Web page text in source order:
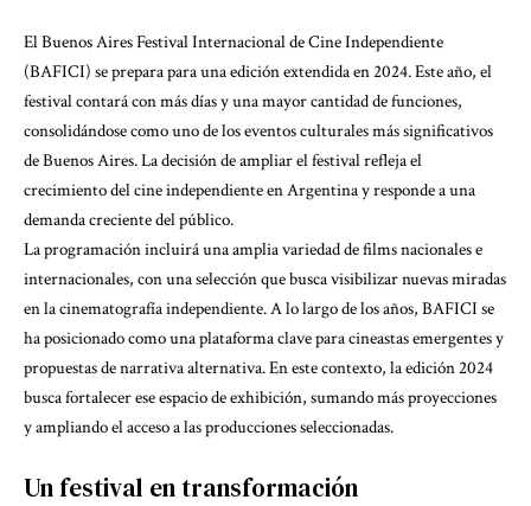
El Buenos Aires Festival Internacional de Cine Independiente
(BAFICI) se prepara para una edición extendida en 2024. Este año, el
festival contará con más días y una mayor cantidad de funciones,
consolidándose como uno de los eventos culturales más significativos
de Buenos Aires. La decisión de ampliar el festival refleja el
crecimiento del cine independiente en Argentina y responde a una
demanda creciente del público.
La programación incluirá una amplia variedad de films nacionales e
internacionales, con una selección que busca visibilizar nuevas miradas
en la cinematografía independiente. A lo largo de los años, BAFICI se
ha posicionado como una plataforma clave para cineastas emergentes y
propuestas de narrativa alternativa. En este contexto, la edición 2024
busca fortalecer ese espacio de exhibición, sumando más proyecciones
y ampliando el acceso a las producciones seleccionadas.
Un festival en transformación